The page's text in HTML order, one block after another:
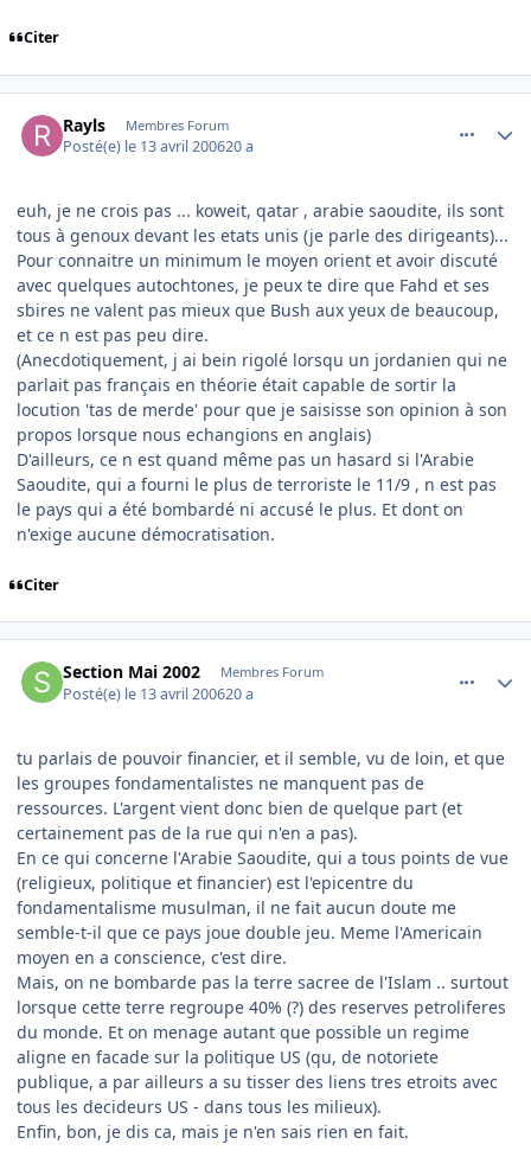
Citer
Rayls Membres Forum
Posté(e) le 13 avril 200620 a
euh, je ne crois pas ... koweit, qatar , arabie saoudite, ils sont
tous à genoux devant les etats unis (je parle des dirigeants)...
Pour connaitre un minimum le moyen orient et avoir discuté
avec quelques autochtones, je peux te dire que Fahd et ses
sbires ne valent pas mieux que Bush aux yeux de beaucoup,
et ce n est pas peu dire.
(Anecdotiquement, j ai bein rigolé lorsqu un jordanien qui ne
parlait pas français en théorie était capable de sortir la
locution 'tas de merde' pour que je saisisse son opinion à son
propos lorsque nous echangions en anglais)
D'ailleurs, ce n est quand même pas un hasard si l'Arabie
Saoudite, qui a fourni le plus de terroriste le 11/9 , n est pas
le pays qui a été bombardé ni accusé le plus. Et dont on
n'exige aucune démocratisation.
Citer
Section Mai 2002 Membres Forum
Posté(e) le 13 avril 200620 a
tu parlais de pouvoir financier, et il semble, vu de loin, et que
les groupes fondamentalistes ne manquent pas de
ressources. L'argent vient donc bien de quelque part (et
certainement pas de la rue qui n'en a pas).
En ce qui concerne l'Arabie Saoudite, qui a tous points de vue
(religieux, politique et financier) est l'epicentre du
fondamentalisme musulman, il ne fait aucun doute me
semble-t-il que ce pays joue double jeu. Meme l'Americain
moyen en a conscience, c'est dire.
Mais, on ne bombarde pas la terre sacree de l'Islam .. surtout
lorsque cette terre regroupe 40% (?) des reserves petroliferes
du monde. Et on menage autant que possible un regime
aligne en facade sur la politique US (qu, de notoriete
publique, a par ailleurs a su tisser des liens tres etroits avec
tous les decideurs US - dans tous les milieux).
Enfin, bon, je dis ca, mais je n'en sais rien en fait.